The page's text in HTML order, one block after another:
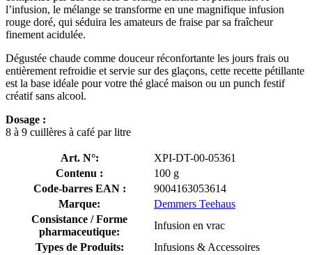
l’infusion, le mélange se transforme en une magnifique infusion
rouge doré, qui séduira les amateurs de fraise par sa fraîcheur
finement acidulée.
Dégustée chaude comme douceur réconfortante les jours frais ou
entièrement refroidie et servie sur des glaçons, cette recette pétillante
est la base idéale pour votre thé glacé maison ou un punch festif
créatif sans alcool.
Dosage :
8 à 9 cuillères à café par litre
Art. N°:
XPI-DT-00-05361
Contenu :
100 g
Code-barres EAN :
9004163053614
Marque:
Demmers Teehaus
Consistance / Forme
pharmaceutique:
Infusion en vrac
Types de Produits:
Infusions & Accessoires